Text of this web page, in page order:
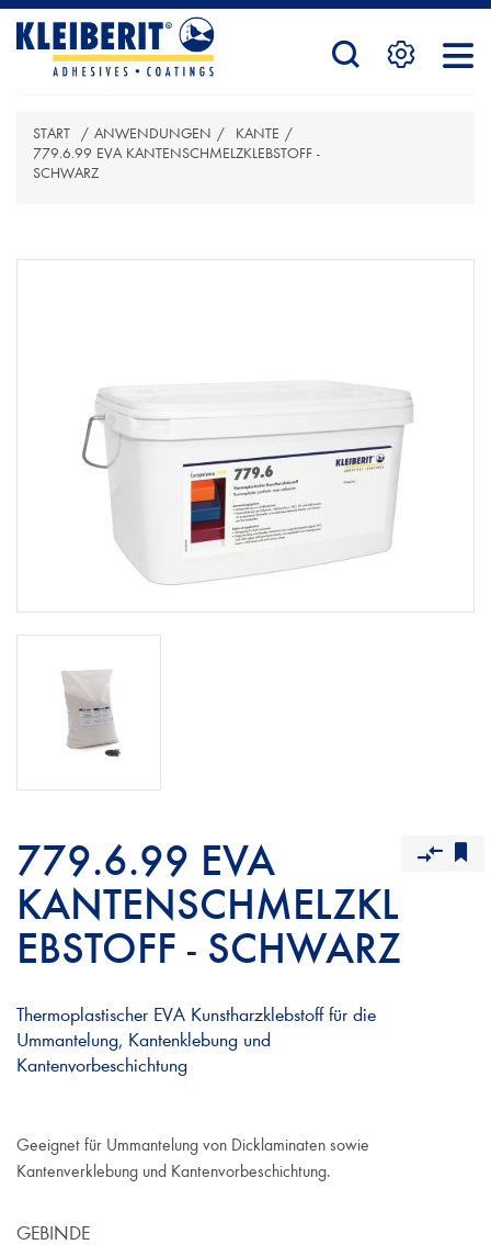
STARTSEITE
PRODUKTE
KONTAKTFORMULAR
HÄNDLERSUCHE
START / ANWENDUNGEN / KANTE /
779.6.99 EVA KANTENSCHMELZKLEBSTOFF -
SCHWARZ
779.6.99 EVA
KANTENSCHMELZKL
EBSTOFF - SCHWARZ
Thermoplastischer EVA Kunstharzklebstoff für die
Ummantelung, Kantenklebung und
Kantenvorbeschichtung
Geeignet für Ummantelung von Dicklaminaten sowie
Kantenverklebung und Kantenvorbeschichtung.
GEBINDE